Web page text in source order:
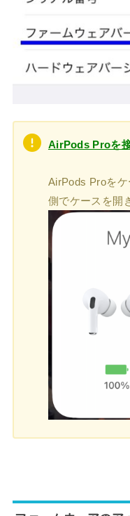
AirPods Proを
AirPods Proを
側でケースを開